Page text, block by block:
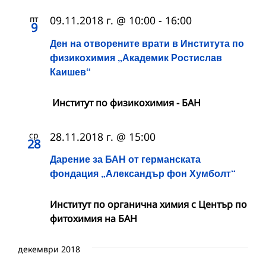
пт
9
Ден на отворените врати в Института по
физикохимия „Академик Ростислав
Каишев“
09.11.2018 г. @ 10:00 - 16:00
Институт по физикохимия - БАН
ср
28
Дарение за БАН от германската
фондация „Александър фон Хумболт“
28.11.2018 г. @ 15:00
Институт по органична химия с Център по
фитохимия на БАН
декември 2018